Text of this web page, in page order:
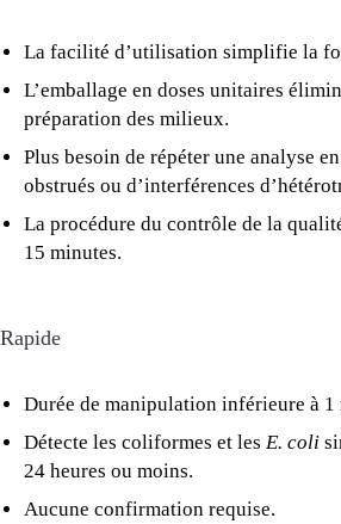
La facilité d’utilisation simplifie la
L’emballage en doses unitaires
préparation des milieux.
Plus besoin de répéter une analyse
obstrués ou d’interférences
La procédure du contrôle de la
15 minutes.
Rapide
Durée de manipulation inférieure à 1
Détecte les coliformes et les E. coli
24 heures ou moins.
Aucune confirmation requise.